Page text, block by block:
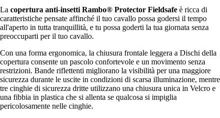
La copertura anti-insetti Rambo® Protector Fieldsafe è ricca di
caratteristiche pensate affinché il tuo cavallo possa godersi il tempo
all'aperto in tutta tranquillità, e tu possa goderti la tua giornata senza
preoccuparti per il tuo cavallo.
Con una forma ergonomica, la chiusura frontale leggera a Dischi della
copertura consente un pascolo confortevole e un movimento senza
restrizioni. Bande riflettenti migliorano la visibilità per una maggiore
sicurezza durante le uscite in condizioni di scarsa illuminazione, mentre
tre cinghie di sicurezza dritte utilizzano una chiusura unica in Velcro e
una fibbia in plastica che si allenta se qualcosa si impiglia
pericolosamente nelle cinghie.